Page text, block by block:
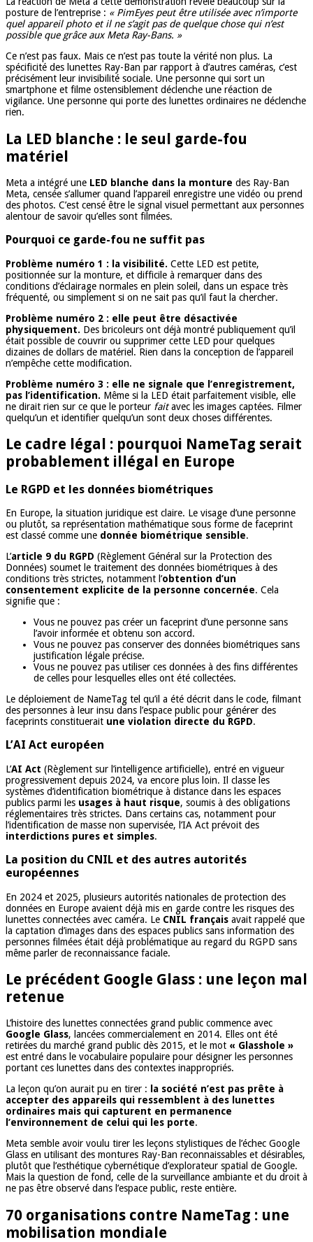
posture de l’entreprise : « PimEyes peut être utilisée avec n’importe
quel appareil photo et il ne s’agit pas de quelque chose qui n’est
possible que grâce aux Meta Ray-Bans. »
Ce n’est pas faux. Mais ce n’est pas toute la vérité non plus. La
spécificité des lunettes Ray-Ban par rapport à d’autres caméras, c’est
précisément leur invisibilité sociale. Une personne qui sort un
smartphone et filme ostensiblement déclenche une réaction de
vigilance. Une personne qui porte des lunettes ordinaires ne déclenche
rien.
La LED blanche : le seul garde-fou
matériel
Meta a intégré une LED blanche dans la monture des Ray-Ban
Meta, censée s’allumer quand l’appareil enregistre une vidéo ou prend
des photos. C’est censé être le signal visuel permettant aux personnes
alentour de savoir qu’elles sont filmées.
Pourquoi ce garde-fou ne suffit pas
Problème numéro 1 : la visibilité. Cette LED est petite,
positionnée sur la monture, et difficile à remarquer dans des
conditions d’éclairage normales en plein soleil, dans un espace très
fréquenté, ou simplement si on ne sait pas qu’il faut la chercher.
Problème numéro 2 : elle peut être désactivée
physiquement. Des bricoleurs ont déjà montré publiquement qu’il
était possible de couvrir ou supprimer cette LED pour quelques
dizaines de dollars de matériel. Rien dans la conception de l’appareil
n’empêche cette modification.
Problème numéro 3 : elle ne signale que l’enregistrement,
pas l’identification. Même si la LED était parfaitement visible, elle
ne dirait rien sur ce que le porteur faitavec les images captées. Filmer
quelqu’un et identifier quelqu’un sont deux choses différentes.
Le cadre légal : pourquoi NameTag serait
probablement illégal en Europe
Le RGPD et les données biométriques
En Europe, la situation juridique est claire. Le visage d’une personne
ou plutôt, sa représentation mathématique sous forme de faceprint
est classé comme une donnée biométrique sensible.
L’article 9 du RGPD (Règlement Général sur la Protection des
Données) soumet le traitement des données biométriques à des
conditions très strictes, notamment l’obtention d’un
consentement explicite de la personne concernée. Cela
signifie que :
Vous ne pouvez pas créer un faceprint d’une personne sans
l’avoir informée et obtenu son accord.
Vous ne pouvez pas conserver des données biométriques sans
justification légale précise.
Vous ne pouvez pas utiliser ces données à des fins différentes
de celles pour lesquelles elles ont été collectées.
Le déploiement de NameTag tel qu’il a été décrit dans le code, filmant
des personnes à leur insu dans l’espace public pour générer des
faceprints constituerait une violation directe du RGPD.
L’AI Act européen
L’AI Act (Règlement sur l’intelligence artificielle), entré en vigueur
progressivement depuis 2024, va encore plus loin. Il classe les
systèmes d’identification biométrique à distance dans les espaces
publics parmi les usages à haut risque, soumis à des obligations
réglementaires très strictes. Dans certains cas, notamment pour
l’identification de masse non supervisée, l’IA Act prévoit des
interdictions pures et simples.
La position du CNIL et des autres autorités
européennes
En 2024 et 2025, plusieurs autorités nationales de protection des
données en Europe avaient déjà mis en garde contre les risques des
lunettes connectées avec caméra. Le CNIL français avait rappelé que
la captation d’images dans des espaces publics sans information des
personnes filmées était déjà problématique au regard du RGPD sans
même parler de reconnaissance faciale.
Le précédent Google Glass : une leçon mal
retenue
L’histoire des lunettes connectées grand public commence avec
Google Glass, lancées commercialement en 2014. Elles ont été
retirées du marché grand public dès 2015, et le mot « Glasshole »
est entré dans le vocabulaire populaire pour désigner les personnes
portant ces lunettes dans des contextes inappropriés.
La leçon qu’on aurait pu en tirer :
la société n’est pas prête à
accepter des appareils qui ressemblent à des lunettes
ordinaires mais qui capturent en permanence
l’environnement de celui qui les porte.
Meta semble avoir voulu tirer les leçons stylistiques de l’échec Google
Glass en utilisant des montures Ray-Ban reconnaissables et désirables,
plutôt que l’esthétique cybernétique d’explorateur spatial de Google.
Mais la question de fond, celle de la surveillance ambiante et du droit à
ne pas être observé dans l’espace public, reste entière.
70 organisations contre NameTag : une
mobilisation mondiale